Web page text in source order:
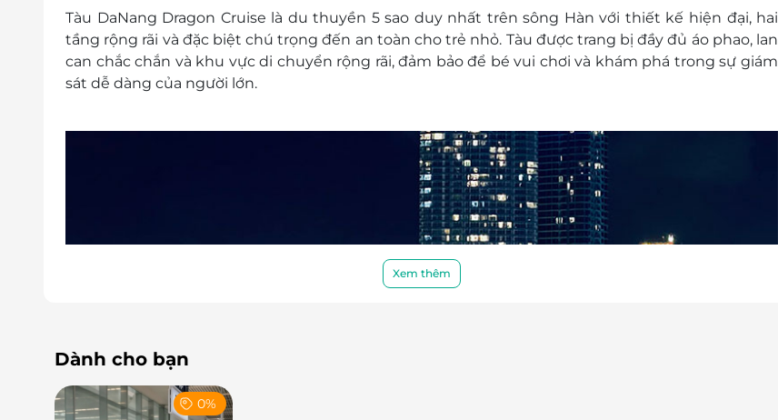
Tàu DaNang Dragon Cruise là du thuyền 5 sao duy nhất trên sông Hàn với thiết kế hiện đại, hai
tầng rộng rãi và đặc biệt chú trọng đến an toàn cho trẻ nhỏ. Tàu được trang bị đầy đủ áo phao, lan
can chắc chắn và khu vực di chuyển rộng rãi, đảm bảo để bé vui chơi và khám phá trong sự giám
sát dễ dàng của người lớn.
Xem thêm
Dành cho bạn
0%